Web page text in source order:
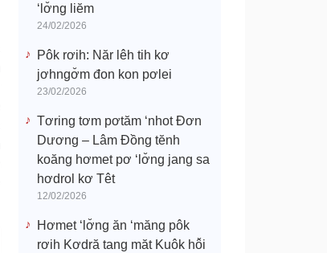
‘lơ̆ng liĕm
24/02/2026
Pôk rơih: Năr lêh tih kơ
jơhngơ̆m đon kon pơlei
23/02/2026
Tơring tơm pơtăm ‘nhot Đơn
Dương – Lâm Đồng tĕnh
koăng hơmet pơ ‘lơ̆ng jang sa
hơdrol kơ Têt
12/02/2026
Hơmet ‘lơ̆ng ăn ‘măng pôk
rơih Kơdră tang măt Kuôk hô̆i